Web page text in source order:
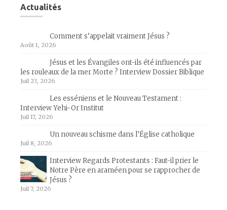
Actualités
Comment s’appelait vraiment Jésus ?
Août 1, 2026
Jésus et les Évangiles ont-ils été influencés par
les rouleaux de la mer Morte ? Interview Dossier Biblique
Juil 23, 2026
Les esséniens et le Nouveau Testament :
Interview Yehi-Or Institut
Juil 17, 2026
Un nouveau schisme dans l’Église catholique
Juil 8, 2026
Interview Regards Protestants : Faut-il prier le
Notre Père en araméen pour se rapprocher de
Jésus ?
Juil 7, 2026